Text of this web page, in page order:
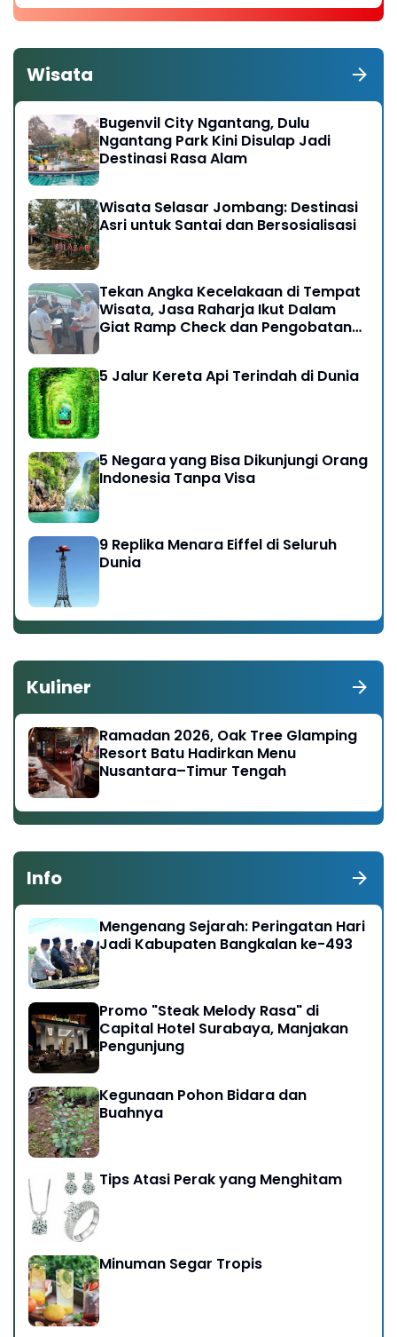
Wisata
Bugenvil City Ngantang, Dulu
Ngantang Park Kini Disulap Jadi
Destinasi Rasa Alam
Wisata Selasar Jombang: Destinasi
Asri untuk Santai dan Bersosialisasi
Tekan Angka Kecelakaan di Tempat
Wisata, Jasa Raharja Ikut Dalam
Giat Ramp Check dan Pengobatan
5 Jalur Kereta Api Terindah di Dunia
5 Negara yang Bisa Dikunjungi Orang
Indonesia Tanpa Visa
9 Replika Menara Eiffel di Seluruh
Dunia
Kuliner
Ramadan 2026, Oak Tree Glamping
Resort Batu Hadirkan Menu
Nusantara–Timur Tengah
Info
Mengenang Sejarah: Peringatan Hari
Jadi Kabupaten Bangkalan ke-493
Promo "Steak Melody Rasa" di
Capital Hotel Surabaya, Manjakan
Pengunjung
Kegunaan Pohon Bidara dan
Buahnya
Tips Atasi Perak yang Menghitam
Minuman Segar Tropis